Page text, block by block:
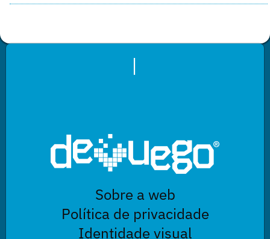
|
Sobre a web
Política de privacidade
Identidade visual